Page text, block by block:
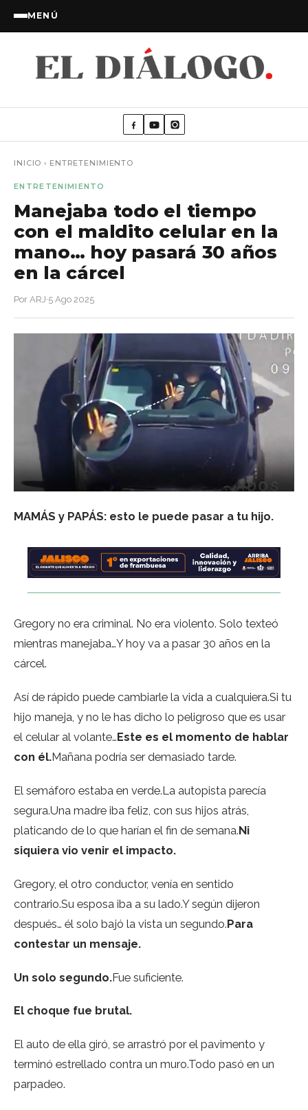
MENÚ
INICIO › ENTRETENIMIENTO
ENTRETENIMIENTO
Manejaba todo el tiempo
con el maldito celular en la
mano… hoy pasará 30 años
en la cárcel
Por ARJ·5 Ago 2025
MAMÁS y PAPÁS: esto le puede pasar a tu hijo.
Gregory no era criminal. No era violento. Solo texteó
mientras manejaba…Y hoy va a pasar 30 años en la
cárcel.
Así de rápido puede cambiarle la vida a cualquiera.Si tu
hijo maneja, y no le has dicho lo peligroso que es usar
el celular al volante…Este es el momento de hablar
con él.Mañana podría ser demasiado tarde.
El semáforo estaba en verde.La autopista parecía
segura.Una madre iba feliz, con sus hijos atrás,
platicando de lo que harían el fin de semana.Ni
siquiera vio venir el impacto.
Gregory, el otro conductor, venía en sentido
contrario.Su esposa iba a su lado.Y según dijeron
después… él solo bajó la vista un segundo.Para
contestar un mensaje.
Un solo segundo.Fue suficiente.
El choque fue brutal.
El auto de ella giró, se arrastró por el pavimento y
terminó estrellado contra un muro.Todo pasó en un
parpadeo.